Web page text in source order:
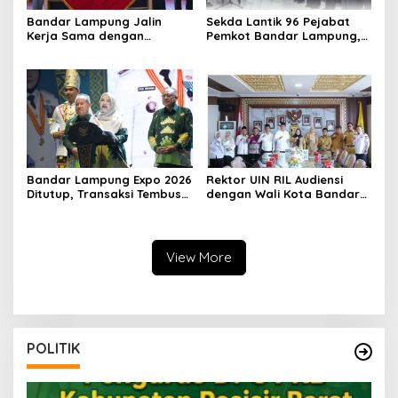
Bandar Lampung Jalin
Kerja Sama dengan
Kendalikan Inflasi
Sekda Lantik 96 Pejabat
Pemkot Bandar Lampung,
Bandar Lampung Expo 2026
Ditutup, Transaksi Tembus
Rektor UIN RIL Audiensi
dengan Wali Kota Bandar
View More
POLITIK